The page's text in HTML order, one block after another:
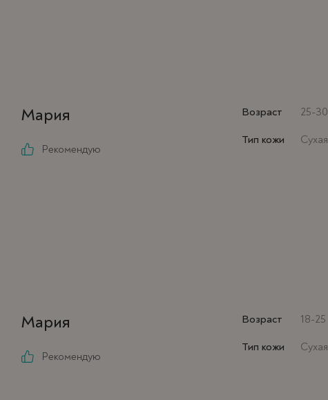
Мария
Рекомендую
Возраст
25-30
Тип кожи
Сухая
Мария
Рекомендую
Возраст
18-25
Тип кожи
Сухая